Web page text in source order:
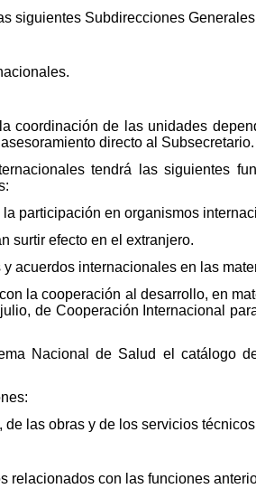
siguientes Subdirecciones
coordinación de las unidades
directo al Subsecretario.
tendrá las siguientes
participación en organismos
surtir efecto en el extranjero.
acuerdos internacionales en las
la cooperación al desarrollo, en
de Cooperación Internacional
Nacional de Salud el catálogo
las obras y de los servicios
relacionados con las funciones